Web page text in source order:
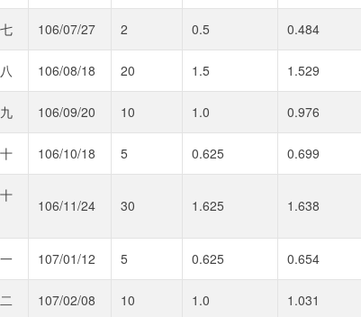
106/07/27 2 0.5 0.484
106/08/18 20 1.5 1.529
106/09/20 10 1.0 0.976
106/10/18 5 0.625 0.699
106/11/24 30 1.625 1.638
107/01/12 5 0.625 0.654
107/02/08 10 1.0 1.031